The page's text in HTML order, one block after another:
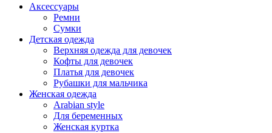
Аксессуары
Ремни
Сумки
Детская одежда
Верхняя одежда для девочек
Кофты для девочек
Платья для девочек
Рубашки для мальчика
Женская одежда
Arabian style
Для беременных
Женская куртка